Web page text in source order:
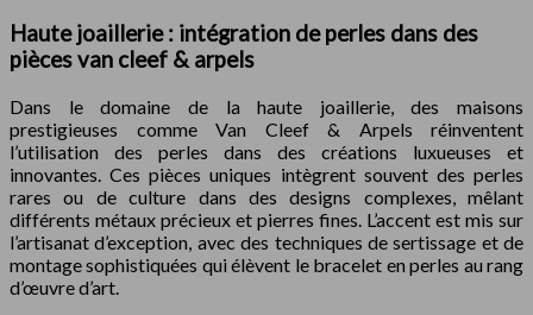
Haute joaillerie : intégration de perles dans des
pièces van cleef & arpels
Dans le domaine de la haute joaillerie, des maisons
prestigieuses comme Van Cleef & Arpels réinventent
l’utilisation des perles dans des créations luxueuses et
innovantes. Ces pièces uniques intègrent souvent des perles
rares ou de culture dans des designs complexes, mêlant
différents métaux précieux et pierres fines. L’accent est mis sur
l’artisanat d’exception, avec des techniques de sertissage et de
montage sophistiquées qui élèvent le bracelet en perles au rang
d’œuvre d’art.